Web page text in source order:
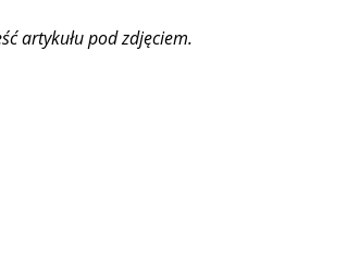
artykułu pod zdjęciem.